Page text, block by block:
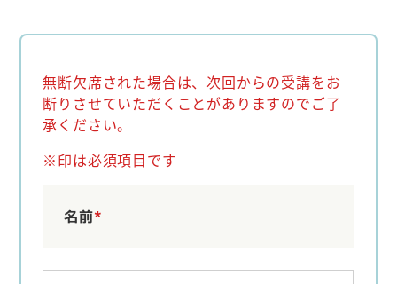
無断欠席された場合は、次回からの受講をお
断りさせていただくことがありますのでご了
承ください。
※印は必須項目です
名前*